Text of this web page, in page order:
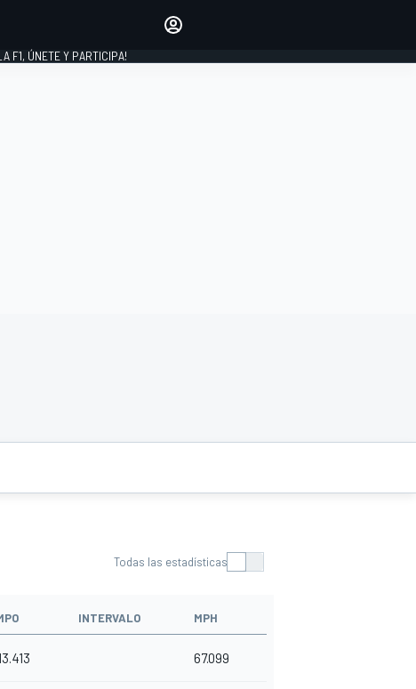
INICIAR SESIÓN
F1, ÚNETE Y PARTICIPA!
Todas las estadísticas
INTERVALO MPH
67.099